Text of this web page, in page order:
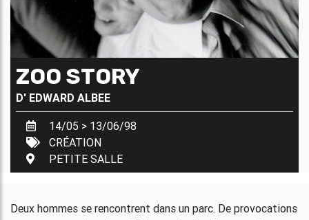
ZOO STORY
D' EDWARD ALBEE
14/05 > 13/06/98
CRÉATION
PETITE SALLE
Deux hommes se rencontrent dans un parc. De provocations